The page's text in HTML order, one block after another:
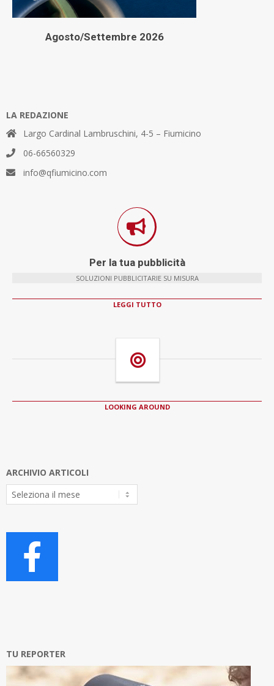
Agosto/Settembre 2026
LA REDAZIONE
Largo Cardinal Lambruschini, 4-5 – Fiumicino
06-66560329
info@qfiumicino.com
Per la tua pubblicità
SOLUZIONI PUBBLICITARIE SU MISURA
LEGGI TUTTO
LOOKING AROUND
ARCHIVIO ARTICOLI
Archivio
Articoli
TU REPORTER